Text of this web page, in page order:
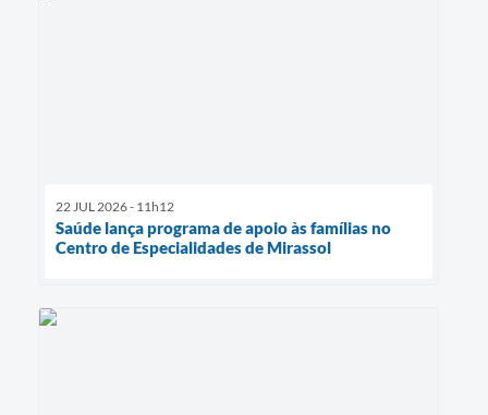
22 JUL 2026 - 11h12
Saúde lança programa de apoio às famílias no
Centro de Especialidades de Mirassol